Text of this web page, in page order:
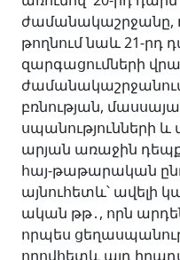
ժամանակաշրջանը,
թողնում նաև 21-
զարգացումների
ժամանակաշրջանում
բռնության,
սպանությունների և
արյան առաջին
հայ-թաթարական
այնուհետև՝ ավելի
ական թթ․, որն
որպես
որովհետև այդ